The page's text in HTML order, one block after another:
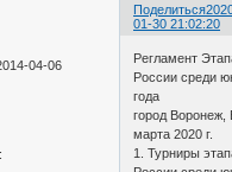
Поделиться
01-30 21:02:20
04-06
Регламент
России среди
года
город
марта 2020 г.
1. Турниры